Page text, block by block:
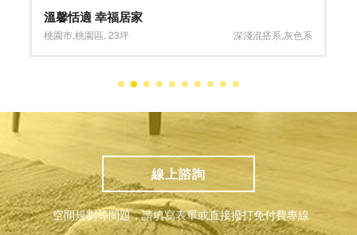
溫馨恬適 幸福居家
桃園市,桃園區 ,23坪 深淺混搭系 灰色系
線上諮詢
空間規劃等問題，請填寫表單或直接撥打免付費專線